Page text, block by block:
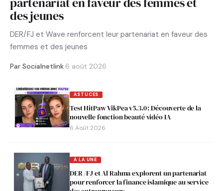
des jeunes
DER/FJ et Wave renforcent leur partenariat en faveur des
femmes et des jeunes
Par Socialnetlink·6 août 2026
ASTUCES
Test HitPaw VikPea v5.3.0 : Découverte de la
nouvelle fonction beauté vidéo IA
6 Août 2026
A LA UNE
DER /FJ et Al Rahma explorent un partenariat
pour renforcer la finance islamique au service